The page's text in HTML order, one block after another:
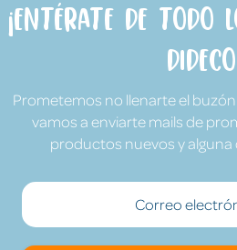
¡Entérate de todo
Prometemos no llenarte el
vamos a enviarte mails de
productos nuevos y alguna